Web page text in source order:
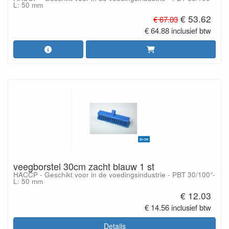
L: 50 mm
€ 67.03 € 53.62
€ 64.88 inclusief btw
veegborstel 30cm zacht blauw 1 st
HACCP - Geschikt voor in de voedingsindustrie - PBT 30/100°-
L: 50 mm
€ 12.03
€ 14.56 inclusief btw
Details